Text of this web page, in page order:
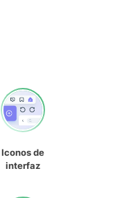
Iconos de
interfaz